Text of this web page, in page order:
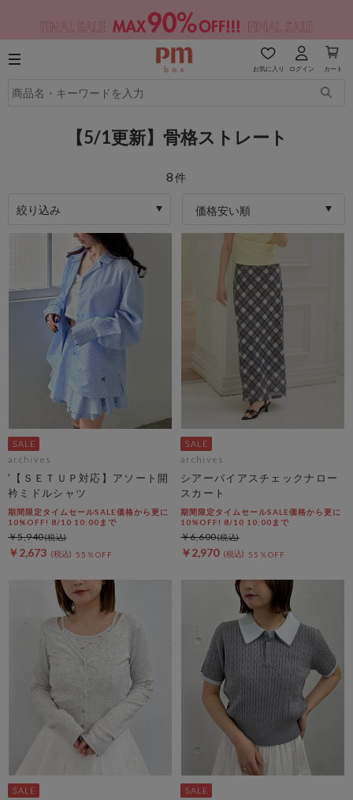
お気に入り ログイン カート
【5/1更新】骨格ストレート
8件
絞り込み 価格安い順
archives
’【ＳＥＴＵＰ対応】アソート開
衿ミドルシャツ
期間限定タイムセールSALE価格から更に
10%OFF! 8/10 10:00まで
￥2,673 55％OFF
￥5,940
archives
シアーバイアスチェックナロー
スカート
期間限定タイムセールSALE価格から更に
10%OFF! 8/10 10:00まで
￥2,970 55％OFF
￥6,600